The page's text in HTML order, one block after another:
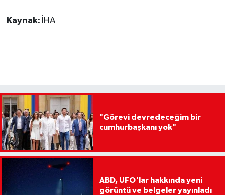
Kaynak: İHA
"Görevi devredeceğim bir
cumhurbaşkanı yok"
ABD, UFO'lar hakkında yeni
görüntü ve belgeler yayınladı